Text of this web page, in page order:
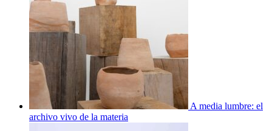
A media lumbre: el
archivo vivo de la materia